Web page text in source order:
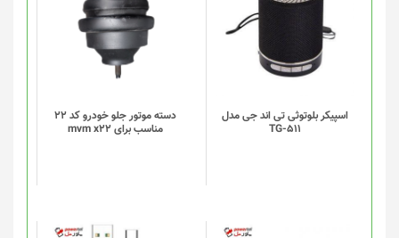
اسپیکر بلوتوثی تی اند جی مدل
TG-511
دسته موتور جلو خودرو کد 22
مناسب برای mvm x22